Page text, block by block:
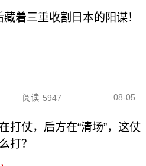
着三重收割日本的阳谋！
阅读 5947 08-05
打仗，后方在“清场”，这仗
打？